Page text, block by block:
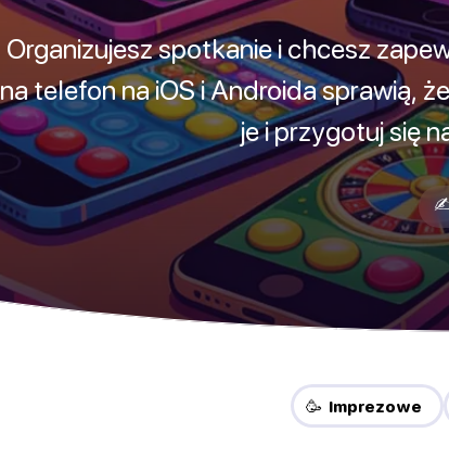
Organizujesz spotkanie i chcesz
na telefon na iOS i Androida sprawią,
je i przygotuj się
🥳 Imprezowe